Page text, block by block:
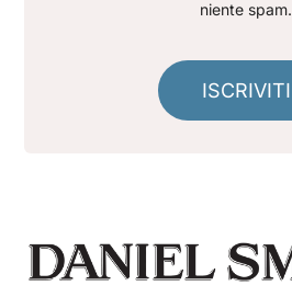
niente spam.
ISCRIVITI